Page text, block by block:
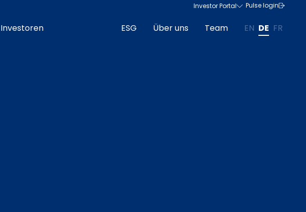
Investor Portal Pulse login
Investoren ESG Über uns Team EN DE FR